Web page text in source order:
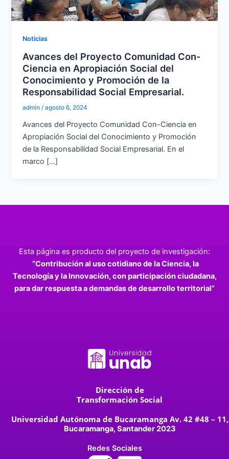
Noticias
Avances del Proyecto Comunidad Con-
Ciencia en Apropiación Social del
Conocimiento y Promoción de la
Responsabilidad Social Empresarial.
admin /agosto 6, 2024
Avances del Proyecto Comunidad Con-Ciencia en
Apropiación Social del Conocimiento y Promoción
de la Responsabilidad Social Empresarial. En el
marco […]
Esta página es producto del proyecto de investigación:
“Contribución al uso cotidiano de la Ciencia, la
Tecnología y la Innovación, con participación ciudadana,
para dar respuesta a demandas de desarrollo territorial”
Dirección de
Transformación Social
Universidad Autónoma de Bucaramanga Av. 42 #48 – 11,
Bucaramanga, Santander 2023
Redes Sociales